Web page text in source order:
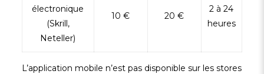
électronique
(Skrill,
Neteller)
10 € 20 €
2 à 24
heures
L’application mobile n’est pas disponible sur les stores